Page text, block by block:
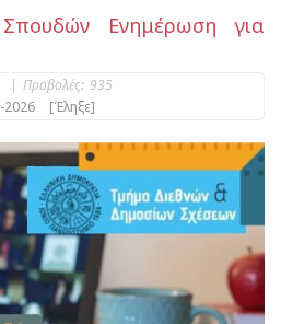
Ενημέρωση για
| Προβολές: 935
2026 [Έληξε]